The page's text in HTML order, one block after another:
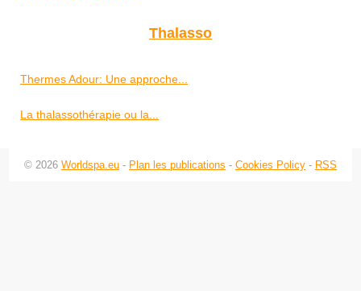
Thalasso
Thermes Adour: Une approche...
La thalassothérapie ou la...
© 2026 Worldspa.eu - Plan les publications - Cookies Policy - RSS